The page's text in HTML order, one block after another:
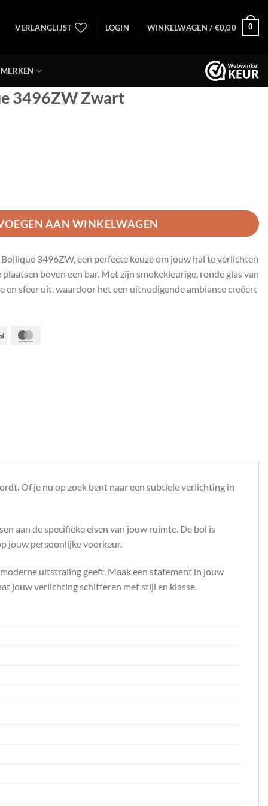
VERLANGLIJST LOGIN WINKELWAGEN / €0,00 0
MERKEN
3496ZW Zwart
AAN WINKELWAGEN
3496ZW, een perfecte keuze om jouw hal te verlichten
boven een bar. Met zijn smokekleurige, ronde glas van
en sfeer uit, waardoor het een uitnodigende ambiance creëert
PayPal
Of je nu op zoek bent naar een subtiele verlichting in
aan de specifieke eisen van jouw ruimte. De bol is
jouw persoonlijke voorkeur.
uitstraling geeft. Maak een statement in jouw
jouw verlichting schitteren met stijl en klasse.